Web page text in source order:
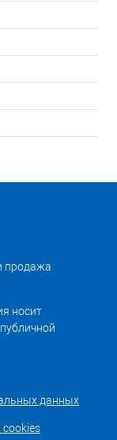
продажа
носит
данных